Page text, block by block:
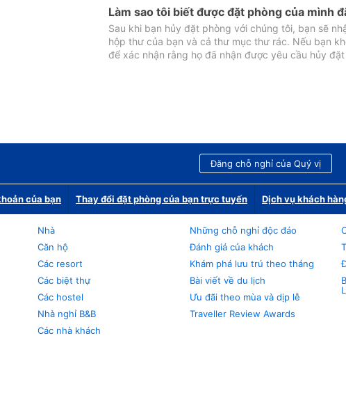
Làm sao tôi biết được đặt phòng của mình
Sau khi bạn hủy đặt phòng với chúng tôi, bạn sẽ
hộp thư của bạn và cả thư mục thư rác. Nếu bạn
để xác nhận rằng họ đã nhận được yêu cầu hủy
Đăng chỗ nghỉ của Quý vị
của bạn Thay đổi đặt phòng của bạn trực tuyến Dịch vụ khách
Nhà
Căn hộ
Các resort
Các biệt thự
Các hostel
Nhà nghỉ B&B
Các nhà khách
Những chỗ nghỉ độc đáo
Đánh giá của khách
Khám phá lưu trú theo tháng
Bài viết về du lịch
Ưu đãi theo mùa và dịp lễ
Traveller Review Awards